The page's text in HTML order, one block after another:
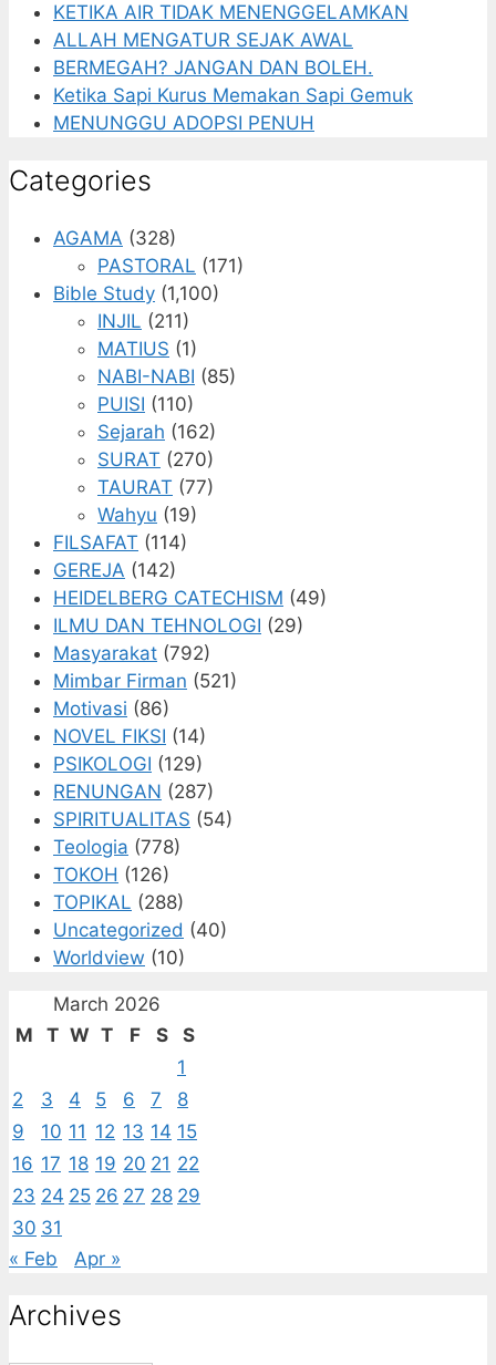
KETIKA AIR TIDAK MENENGGELAMKAN
ALLAH MENGATUR SEJAK AWAL
BERMEGAH? JANGAN DAN BOLEH.
Ketika Sapi Kurus Memakan Sapi Gemuk
MENUNGGU ADOPSI PENUH
Categories
AGAMA (328)
PASTORAL (171)
Bible Study (1,100)
INJIL (211)
MATIUS (1)
NABI-NABI (85)
PUISI (110)
Sejarah (162)
SURAT (270)
TAURAT (77)
Wahyu (19)
FILSAFAT (114)
GEREJA (142)
HEIDELBERG CATECHISM (49)
ILMU DAN TEHNOLOGI (29)
Masyarakat (792)
Mimbar Firman (521)
Motivasi (86)
NOVEL FIKSI (14)
PSIKOLOGI (129)
RENUNGAN (287)
SPIRITUALITAS (54)
Teologia (778)
TOKOH (126)
TOPIKAL (288)
Uncategorized (40)
Worldview (10)
March 2026
M
T W T F S
S
1
2
3 4 5 6 7
8
9
10 11 12 13 14 15
16 17 18 19 20 21 22
23 24 25 26 27 28 29
30 31
« Feb
Apr »
Archives